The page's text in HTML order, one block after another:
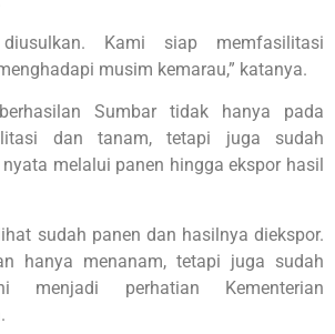
Kami siap memfasilitasi
musim kemarau,” katanya.
Sumbar tidak hanya pada
dan tanam, tetapi juga sudah
melalui panen hingga ekspor hasil
sudah panen dan hasilnya diekspor.
hanya menanam, tetapi juga sudah
menjadi perhatian Kementerian